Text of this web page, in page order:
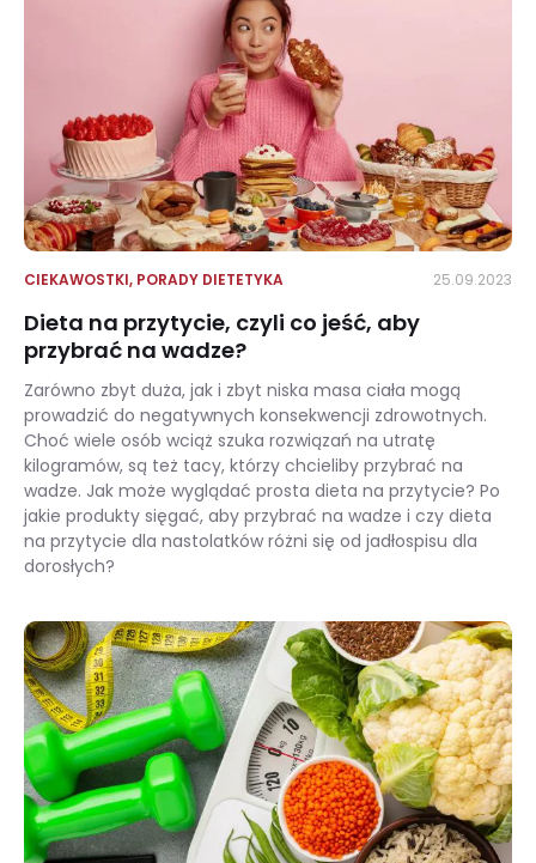
CIEKAWOSTKI, PORADY DIETETYKA 25.09.2023
Dieta na przytycie, czyli co jeść, aby
przybrać na wadze?
Zarówno zbyt duża, jak i zbyt niska masa ciała mogą
prowadzić do negatywnych konsekwencji zdrowotnych.
Choć wiele osób wciąż szuka rozwiązań na utratę
kilogramów, są też tacy, którzy chcieliby przybrać na
wadze. Jak może wyglądać prosta dieta na przytycie? Po
jakie produkty sięgać, aby przybrać na wadze i czy dieta
na przytycie dla nastolatków różni się od jadłospisu dla
dorosłych?